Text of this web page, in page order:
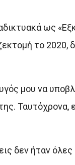
ως
το 2020,
μου να
δεν ήταν όλες